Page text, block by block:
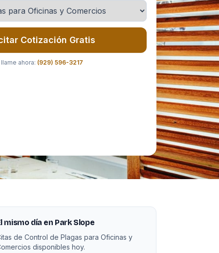
Cotización Gratis
llame ahora: (929) 596-3217
mismo día en Park Slope
de Control de Plagas para Oficinas y
disponibles hoy.